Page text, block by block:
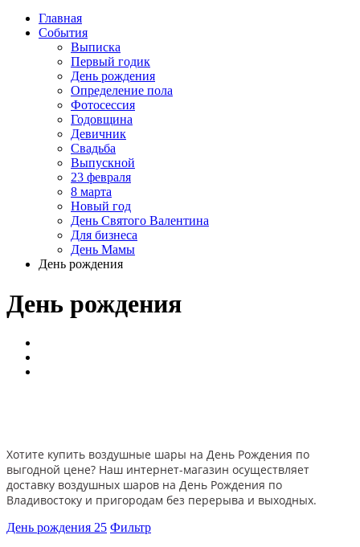
Главная
События
Выписка
Первый годик
День рождения
Определение пола
Фотосессия
Годовщина
Девичник
Свадьба
Выпускной
23 февраля
8 марта
Новый год
День Святого Валентина
Для бизнеса
День Мамы
День рождения
День рождения
Хотите купить воздушные шары на День Рождения по
выгодной цене? Наш интернет-магазин осуществляет
доставку воздушных шаров на День Рождения по
Владивостоку и пригородам без перерыва и выходных.
День рождения 25 Фильтр